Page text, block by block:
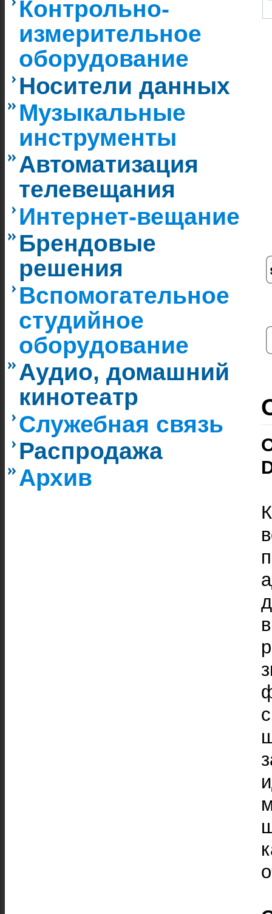
Контрольно-
измерительное
оборудование
Носители данных
Музыкальные
инструменты
Автоматизация
телевещания
Интернет-вещание
Брендовые
решения
Вспомогательное
студийное
оборудование
Аудио, домашний
кинотеатр
Служебная связь
Распродажа
Архив